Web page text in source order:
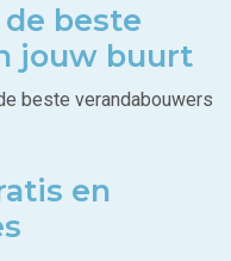
beste
jouw buurt
beste verandabouwers
en